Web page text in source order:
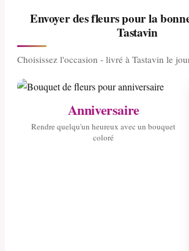
Envoyer des fleurs pour la
Tastavin
Choisissez l'occasion - livré à Tastavin le
Anniversaire
Rendre quelqu'un heureux avec un bouquet
coloré